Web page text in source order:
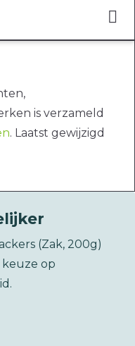
is verzameld
. Laatst gewijzigd
(Zak, 200g)
op